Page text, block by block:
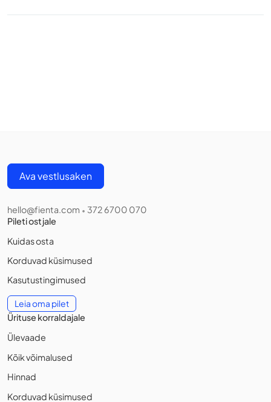
Ava vestlusaken
hello@fienta.com • 372 6700 070
Pileti ostjale
Kuidas osta
Korduvad küsimused
Kasutustingimused
Leia oma pilet
Ürituse korraldajale
Ülevaade
Kõik võimalused
Hinnad
Korduvad küsimused